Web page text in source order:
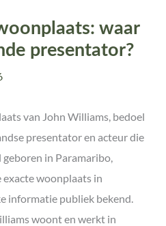
waar
presentator?
van John Williams, bedoel
presentator en acteur die
in Paramaribo,
exacte woonplaats in
informatie publiek bekend.
woont en werkt in